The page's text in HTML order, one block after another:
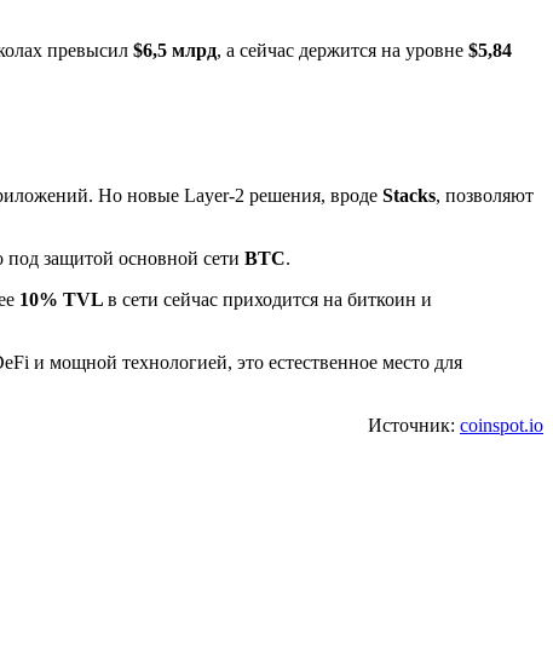
превысил $6,5 млрд, а сейчас держится на уровне $5,84
Но новые Layer-2 решения, вроде Stacks, позволяют
под защитой основной сети BTC.
10% TVL в сети сейчас приходится на биткоин и
и мощной технологией, это естественное место для
Источник: coinspot.io